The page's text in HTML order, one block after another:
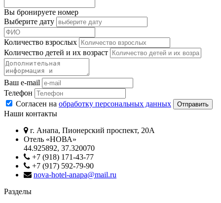
Вы бронируете номер
Выберите дату
Количество взрослых
Количество детей и их возраст
Ваш e-mail
Телефон
Согласен на обработку персональных данных Отправить
Наши контакты
г. Анапа, Пионерский проспект, 20А
Отель «НОВА»
44.925892, 37.320070
+7 (918) 171-43-77
+7 (917) 592-79-90
nova-hotel-anapa@mail.ru
Разделы